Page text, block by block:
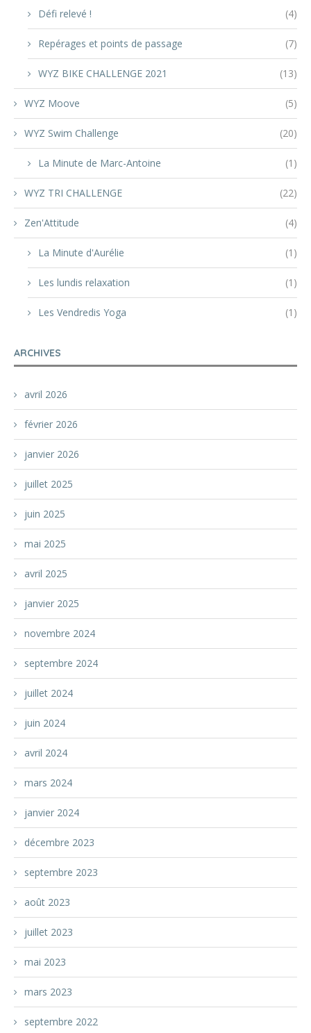
Défi relevé ! (4)
Repérages et points de passage (7)
WYZ BIKE CHALLENGE 2021 (13)
WYZ Moove (5)
WYZ Swim Challenge (20)
La Minute de Marc-Antoine (1)
WYZ TRI CHALLENGE (22)
Zen'Attitude (4)
La Minute d'Aurélie (1)
Les lundis relaxation (1)
Les Vendredis Yoga (1)
ARCHIVES
avril 2026
février 2026
janvier 2026
juillet 2025
juin 2025
mai 2025
avril 2025
janvier 2025
novembre 2024
septembre 2024
juillet 2024
juin 2024
avril 2024
mars 2024
janvier 2024
décembre 2023
septembre 2023
août 2023
juillet 2023
mai 2023
mars 2023
septembre 2022